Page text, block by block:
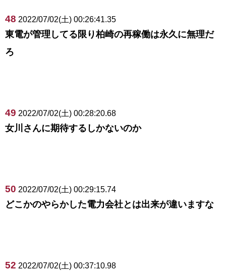
48 2022/07/02(土) 00:26:41.35
東電が管理してる限り柏崎の再稼働は永久に無理だ
ろ
49 2022/07/02(土) 00:28:20.68
女川さんに期待するしかないのか
50 2022/07/02(土) 00:29:15.74
どこかのやらかした電力会社とは出来が違いますな
52 2022/07/02(土) 00:37:10.98